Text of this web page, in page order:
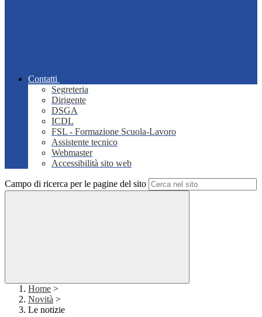
Contatti
Segreteria
Dirigente
DSGA
ICDL
FSL - Formazione Scuola-Lavoro
Assistente tecnico
Webmaster
Accessibilità sito web
Campo di ricerca per le pagine del sito
Home >
Novità >
Le notizie